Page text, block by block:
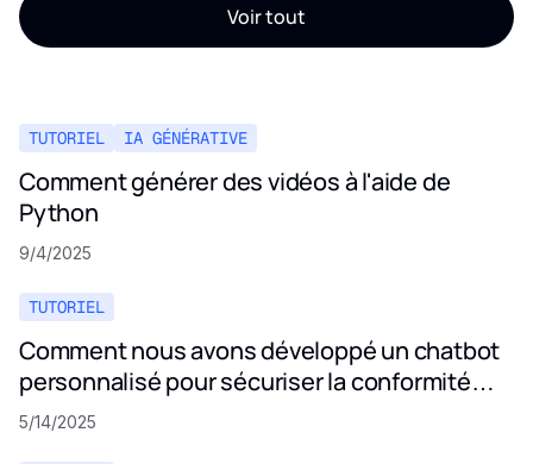
Voir tout
TUTORIEL IA GÉNÉRATIVE
Comment générer des vidéos à l'aide de
Python
9/4/2025
TUTORIEL
Comment nous avons développé un chatbot
personnalisé pour sécuriser la conformité
aux politiques de confidentialité
5/14/2025